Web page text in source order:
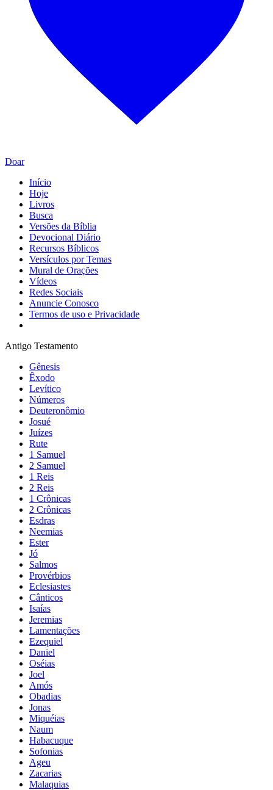
Doar
Início
Hoje
Livros
Busca
Versões da Bíblia
Devocional Diário
Recursos Bíblicos
Versículos por Temas
Mural de Orações
Vídeos
Redes Sociais
Anuncie Conosco
Termos de uso e Privacidade
Antigo Testamento
Gênesis
Êxodo
Levítico
Números
Deuteronômio
Josué
Juízes
Rute
1 Samuel
2 Samuel
1 Reis
2 Reis
1 Crônicas
2 Crônicas
Esdras
Neemias
Ester
Jó
Salmos
Provérbios
Eclesiastes
Cânticos
Isaías
Jeremias
Lamentações
Ezequiel
Daniel
Oséias
Joel
Amós
Obadias
Jonas
Miquéias
Naum
Habacuque
Sofonias
Ageu
Zacarias
Malaquias